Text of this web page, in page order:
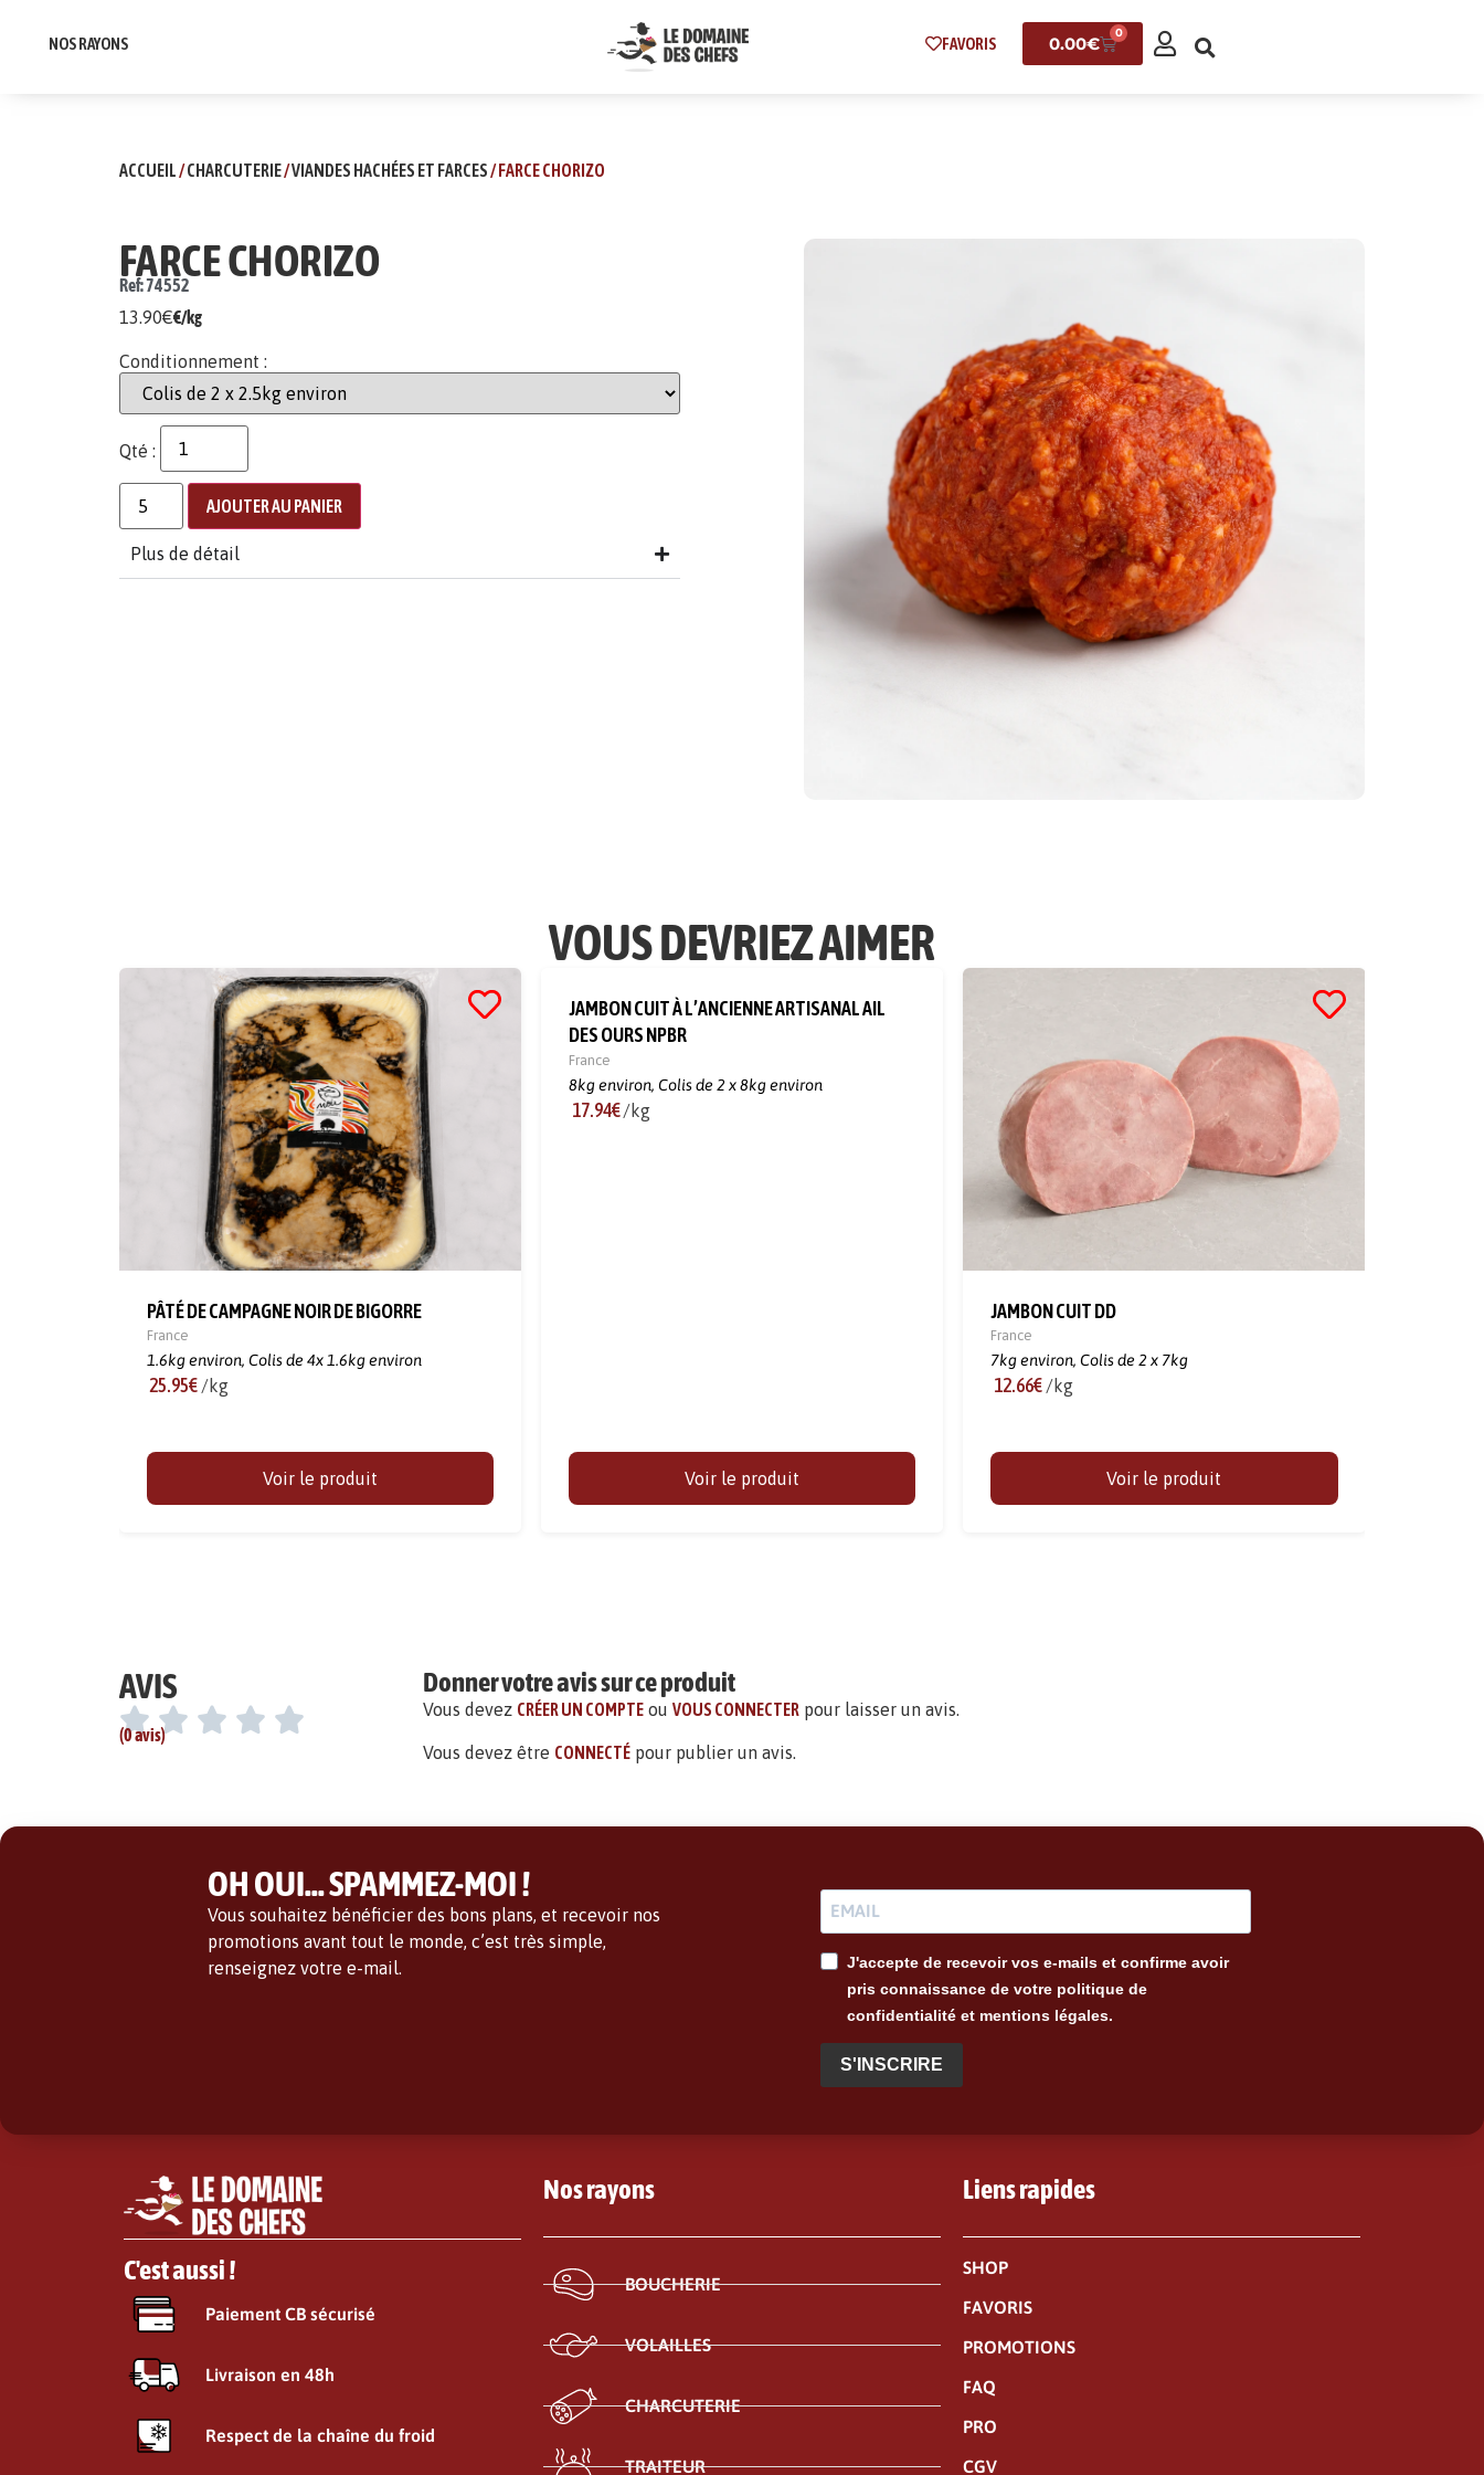
NOS RAYONS FAVORIS 0.00€
0
ACCUEIL/CHARCUTERIE/VIANDES HACHÉES ET FARCES/ FARCE CHORIZO
FARCE CHORIZO
Ref: 74552
13.90€€/kg
Conditionnement :
Qté :
AJOUTER AU PANIER
Plus de détail
VOUS DEVRIEZ AIMER
PÂTÉ DE CAMPAGNE NOIR DE BIGORRE
France
1.6kg environ, Colis de 4x 1.6kg environ
25.95€ /kg
Voir le produit
JAMBON CUIT À L’ANCIENNE ARTISANAL AIL
DES OURS NPBR
France
8kg environ, Colis de 2 x 8kg environ
17.94€/kg
Voir le produit
JAMBON CUIT DD
France
7kg environ, Colis de 2 x 7kg
12.66€ /kg
Voir le produit
AVIS
(0 avis)
Donner votre avis sur ce produit
Vous devez CRÉER UN COMPTEou VOUS CONNECTERpour laisser un avis.
Vous devez être CONNECTÉpour publier un avis.
OH OUI... SPAMMEZ-MOI !
Vous souhaitez bénéficier des bons plans, et recevoir nos
promotions avant tout le monde, c’est très simple,
renseignez votre e-mail.
J'accepte de recevoir vos e-mails et confirme avoir
pris connaissance de votre politique de
confidentialité et mentions légales.
S'INSCRIRE
C'est aussi !
Paiement CB sécurisé
Livraison en 48h
Respect de la chaîne du froid
Nos rayons
BOUCHERIE
VOLAILLES
CHARCUTERIE
TRAITEUR
Liens rapides
SHOP
FAVORIS
PROMOTIONS
FAQ
PRO
CGV